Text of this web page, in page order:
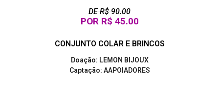
DE R$ 90.00
POR R$ 45.00
CONJUNTO COLAR E BRINCOS
Doação: LEMON BIJOUX
Captação: AAPOIADORES